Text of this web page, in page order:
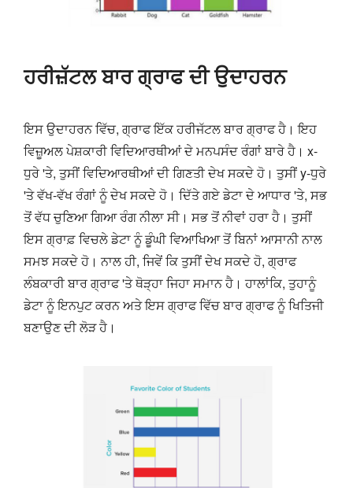
ਹਰੀਜ਼ੱਟਲ ਬਾਰ ਗ੍ਰਾਫ ਦੀ ਉਦਾਹਰਨ
ਇਸ ਉਦਾਹਰਨ ਵਿੱਚ, ਗ੍ਰਾਫ ਇੱਕ ਹਰੀਜੱਟਲ ਬਾਰ ਗ੍ਰਾਫ ਹੈ। ਇਹ
ਵਿਜ਼ੂਅਲ ਪੇਸ਼ਕਾਰੀ ਵਿਦਿਆਰਥੀਆਂ ਦੇ ਮਨਪਸੰਦ ਰੰਗਾਂ ਬਾਰੇ ਹੈ। x-
ਧੁਰੇ 'ਤੇ, ਤੁਸੀਂ ਵਿਦਿਆਰਥੀਆਂ ਦੀ ਗਿਣਤੀ ਦੇਖ ਸਕਦੇ ਹੋ। ਤੁਸੀਂ y-ਧੁਰੇ
'ਤੇ ਵੱਖ-ਵੱਖ ਰੰਗਾਂ ਨੂੰ ਦੇਖ ਸਕਦੇ ਹੋ। ਦਿੱਤੇ ਗਏ ਡੇਟਾ ਦੇ ਆਧਾਰ 'ਤੇ, ਸਭ
ਤੋਂ ਵੱਧ ਚੁਣਿਆ ਗਿਆ ਰੰਗ ਨੀਲਾ ਸੀ। ਸਭ ਤੋਂ ਨੀਵਾਂ ਹਰਾ ਹੈ। ਤੁਸੀਂ
ਇਸ ਗ੍ਰਾਫ਼ ਵਿਚਲੇ ਡੇਟਾ ਨੂੰ ਡੂੰਘੀ ਵਿਆਖਿਆ ਤੋਂ ਬਿਨਾਂ ਆਸਾਨੀ ਨਾਲ
ਸਮਝ ਸਕਦੇ ਹੋ। ਨਾਲ ਹੀ, ਜਿਵੇਂ ਕਿ ਤੁਸੀਂ ਦੇਖ ਸਕਦੇ ਹੋ, ਗ੍ਰਾਫ
ਲੰਬਕਾਰੀ ਬਾਰ ਗ੍ਰਾਫ 'ਤੇ ਥੋੜ੍ਹਾ ਜਿਹਾ ਸਮਾਨ ਹੈ। ਹਾਲਾਂਕਿ, ਤੁਹਾਨੂੰ
ਡੇਟਾ ਨੂੰ ਇਨਪੁਟ ਕਰਨ ਅਤੇ ਇਸ ਗ੍ਰਾਫ ਵਿੱਚ ਬਾਰ ਗ੍ਰਾਫ ਨੂੰ ਖਿਤਿਜੀ
ਬਣਾਉਣ ਦੀ ਲੋੜ ਹੈ।